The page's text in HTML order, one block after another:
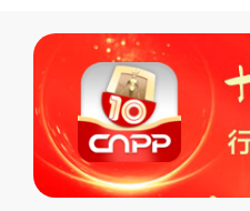
标、LOGO 等
复制、转载、
不代理、不招
持投资购买的